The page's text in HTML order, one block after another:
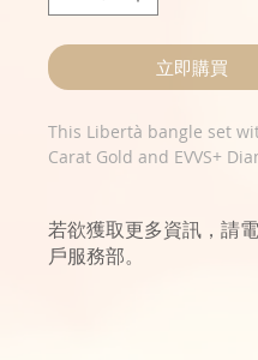
立即購買
This Libertà bangle set
Carat Gold and EVVS+
若欲獲取更多資訊，請
戶服務部。